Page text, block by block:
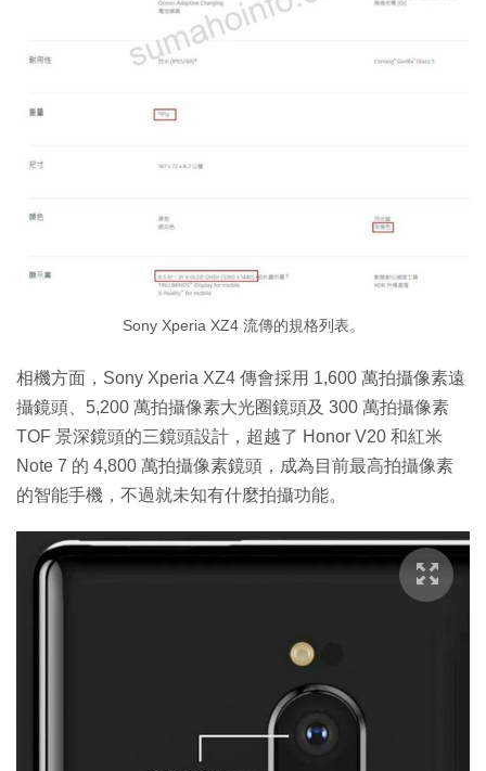
Sony Xperia XZ4 流傳的規格列表。
相機方面，Sony Xperia XZ4 傳會採用 1,600 萬拍攝像素遠
攝鏡頭、5,200 萬拍攝像素大光圈鏡頭及 300 萬拍攝像素
TOF 景深鏡頭的三鏡頭設計，超越了 Honor V20 和紅米
Note 7 的 4,800 萬拍攝像素鏡頭，成為目前最高拍攝像素
的智能手機，不過就未知有什麼拍攝功能。